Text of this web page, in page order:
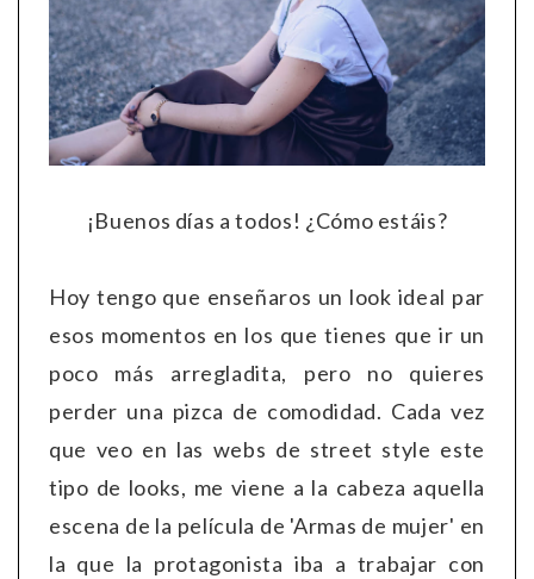
¡Buenos días a todos! ¿Cómo estáis?
Hoy tengo que enseñaros un look ideal par
esos momentos en los que tienes que ir un
poco más arregladita, pero no quieres
perder una pizca de comodidad. Cada vez
que veo en las webs de street style este
tipo de looks, me viene a la cabeza aquella
escena de la película de 'Armas de mujer' en
la que la protagonista iba a trabajar con